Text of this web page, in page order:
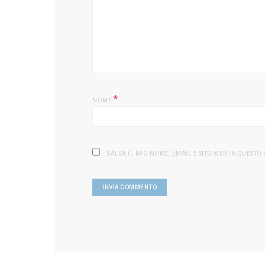
NOME *
SALVA IL MIO NOME, EMAIL E SITO WEB IN QUESTO